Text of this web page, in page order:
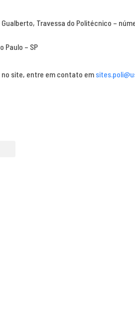
Travessa do Politécnico –
Paulo – SP
no site, entre em contato em